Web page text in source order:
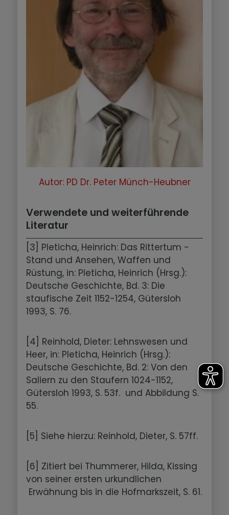
Autor: PD Dr. Peter Münch-Heubner
Verwendete und weiterführende
Literatur
[3] Pleticha, Heinrich: Das Rittertum -
Stand und Ansehen, Waffen und
Rüstung, in: Pleticha, Heinrich (Hrsg.):
Deutsche Geschichte, Bd. 3: Die
staufische Zeit 1152-1254, Gütersloh
1993, S. 76.
[4] Reinhold, Dieter: Lehnswesen und
Heer, in: Pleticha, Heinrich (Hrsg.):
Deutsche Geschichte, Bd. 2: Von den
Saliern zu den Staufern 1024-1152,
Gütersloh 1993, S. 53f. und Abbildung S.
55.
[5] Siehe hierzu: Reinhold, Dieter, S. 57ff.
[6] Zitiert bei Thummerer, Hilda, Kissing
von seiner ersten urkundlichen
Erwähnung bis in die Hofmarkszeit, S. 61.